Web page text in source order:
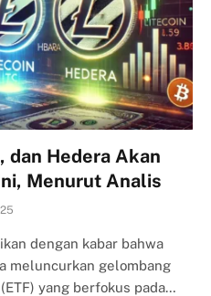
dan Hedera Akan
Menurut Analis
dengan kabar bahwa
meluncurkan gelombang
yang berfokus pada…